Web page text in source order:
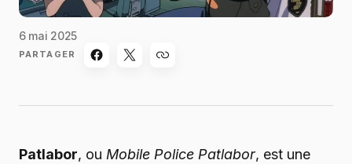
6 mai 2025
PARTAGER
Patlabor, ou Mobile Police Patlabor, est une